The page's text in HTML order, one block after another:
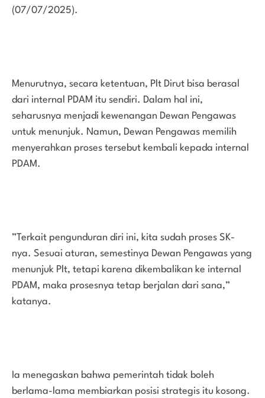
(07/07/2025).
Menurutnya, secara ketentuan, Plt Dirut bisa berasal
dari internal PDAM itu sendiri. Dalam hal ini,
seharusnya menjadi kewenangan Dewan Pengawas
untuk menunjuk. Namun, Dewan Pengawas memilih
menyerahkan proses tersebut kembali kepada internal
PDAM.
”Terkait pengunduran diri ini, kita sudah proses SK-
nya. Sesuai aturan, semestinya Dewan Pengawas yang
menunjuk Plt, tetapi karena dikembalikan ke internal
PDAM, maka prosesnya tetap berjalan dari sana,”
katanya.
Ia menegaskan bahwa pemerintah tidak boleh
berlama-lama membiarkan posisi strategis itu kosong.